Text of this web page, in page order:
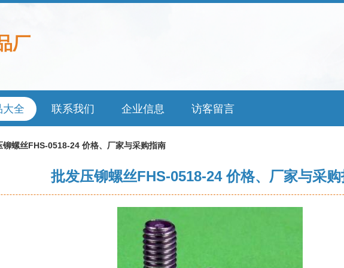
厂
大全 联系我们 企业信息 访客留言
铆螺丝FHS-0518-24 价格、厂家与采购指南
批发压铆螺丝FHS-0518-24 价格、厂家与采